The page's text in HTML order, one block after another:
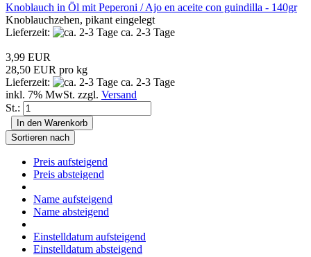
Knoblauch in Öl mit Peperoni / Ajo en aceite con guindilla - 140gr
Knoblauchzehen, pikant eingelegt
Lieferzeit:
ca. 2-3 Tage
3,99 EUR
28,50 EUR pro kg
Lieferzeit:
ca. 2-3 Tage
inkl. 7% MwSt. zzgl. Versand
St.:
In den Warenkorb
Sortieren nach
Preis aufsteigend
Preis absteigend
Name aufsteigend
Name absteigend
Einstelldatum aufsteigend
Einstelldatum absteigend